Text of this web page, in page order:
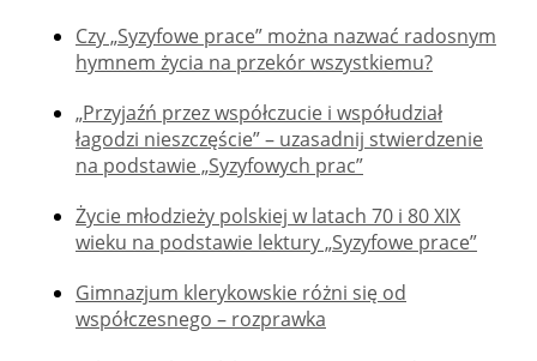
Czy „Syzyfowe prace” można nazwać radosnym
hymnem życia na przekór wszystkiemu?
„Przyjaźń przez współczucie i współudział
łagodzi nieszczęście” – uzasadnij stwierdzenie
na podstawie „Syzyfowych prac”
Życie młodzieży polskiej w latach 70 i 80 XIX
wieku na podstawie lektury „Syzyfowe prace”
Gimnazjum klerykowskie różni się od
współczesnego – rozprawka